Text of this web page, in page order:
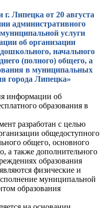
Липецка от 20 августа
административного
услуги
об организации
начального
(полного) общего, а
в муниципальных
города Липецка»
информации об
образования в
разработан с целью
общедоступного
общего, основного
а также дополнительного
образования
физические и
муниципальной
образования